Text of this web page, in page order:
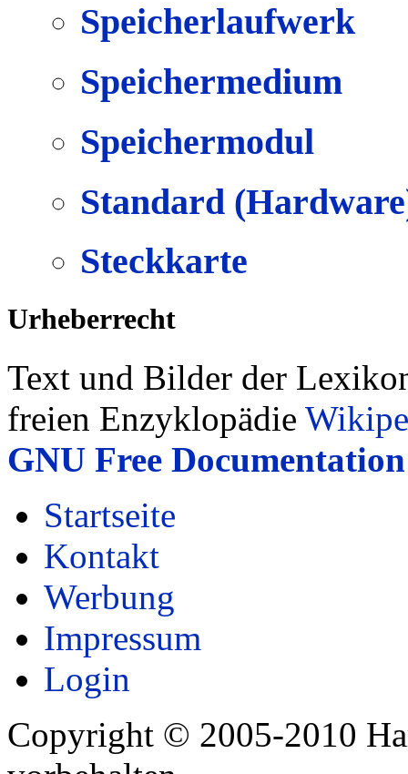
Speicherlaufwerk
Speichermedium
Speichermodul
Standard
Steckkarte
Urheberrecht
Text und Bilder der
freien Enzyklopädie
GNU Free
Startseite
Kontakt
Werbung
Impressum
Login
Copyright © 2005-2010